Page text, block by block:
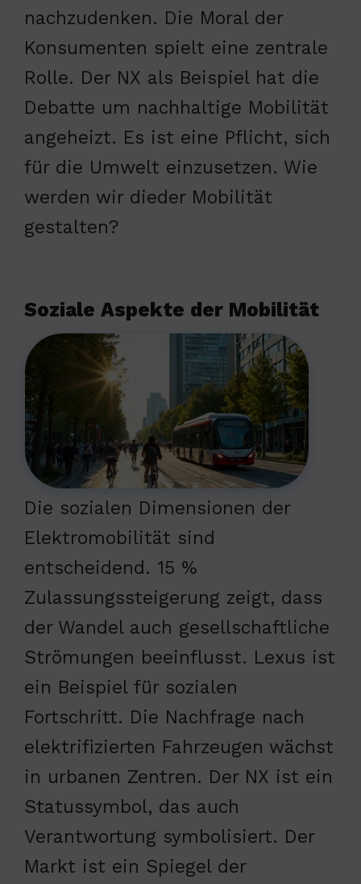
nachzudenken. Die Moral der
Konsumenten spielt eine zentrale
Rolle. Der NX als Beispiel hat die
Debatte um nachhaltige Mobilität
angeheizt. Es ist eine Pflicht, sich
für die Umwelt einzusetzen. Wie
werden wir dieder Mobilität
gestalten?
Soziale Aspekte der Mobilität
Die sozialen Dimensionen der
Elektromobilität sind
entscheidend. 15 %
Zulassungssteigerung zeigt, dass
der Wandel auch gesellschaftliche
Strömungen beeinflusst. Lexus ist
ein Beispiel für sozialen
Fortschritt. Die Nachfrage nach
elektrifizierten Fahrzeugen wächst
in urbanen Zentren. Der NX ist ein
Statussymbol, das auch
Verantwortung symbolisiert. Der
Markt ist ein Spiegel der